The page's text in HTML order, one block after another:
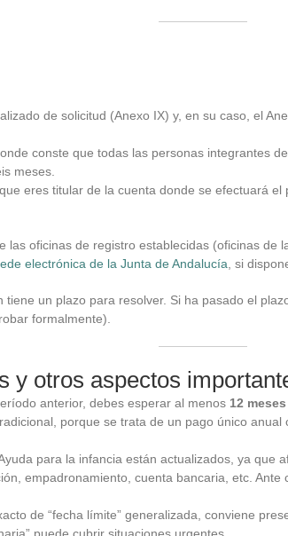
de solicitud (Anexo IX) y, en su caso, el
conste que todas las personas integrantes
meses.
eres titular de la cuenta donde se efectuará el
las oficinas de registro establecidas (oficinas de
electrónica de la Junta de Andalucía , si
un plazo para resolver. Si ha pasado el
formalmente).
y otros aspectos
anterior, debes esperar al menos 12 meses
porque se trata de un pago único
para la infancia están actualizados, ya que
empadronamiento, cuenta bancaria, etc.
de “fecha límite” generalizada, conviene